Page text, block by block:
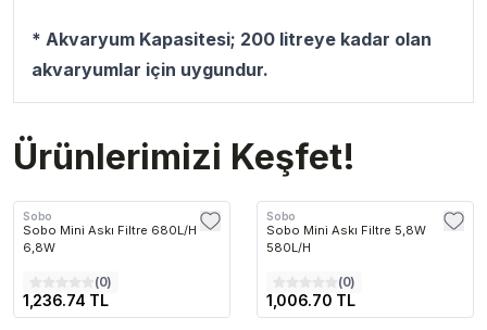
* Akvaryum Kapasitesi; 200 litreye kadar olan
akvaryumlar için uygundur.
Ürünlerimizi Keşfet!
Sobo
Sobo Mini Askı Filtre 680L/H
6,8W
(0)
1,236.74 TL
Sobo
Sobo Mini Askı Filtre 5,8W
580L/H
(0)
1,006.70 TL